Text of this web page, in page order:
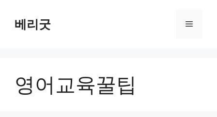
베리굿 메
영어교육꿀팁